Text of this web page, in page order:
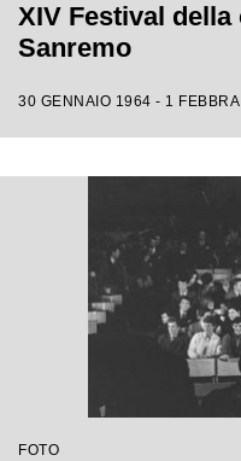
XIV Festival
Sanremo
30 GENNAIO 1964 - 1
FOTO